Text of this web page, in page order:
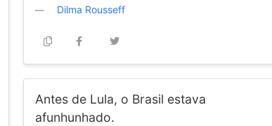
Dilma Rousseff
Antes de Lula, o Brasil estava
afunhunhado.